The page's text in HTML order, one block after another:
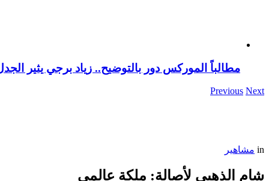
مطالباً الموركس دور بالتوضيح.. زياد برجي يثير
Previous Next
in مشاهير
شام الذهبي لأصالة: ملكة عالمي